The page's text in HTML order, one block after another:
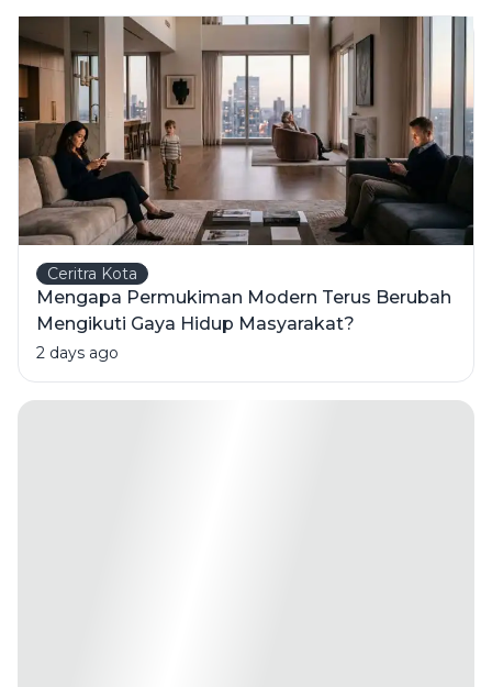
Ceritra Kota
Mengapa Permukiman Modern Terus Berubah
Mengikuti Gaya Hidup Masyarakat?
2 days ago